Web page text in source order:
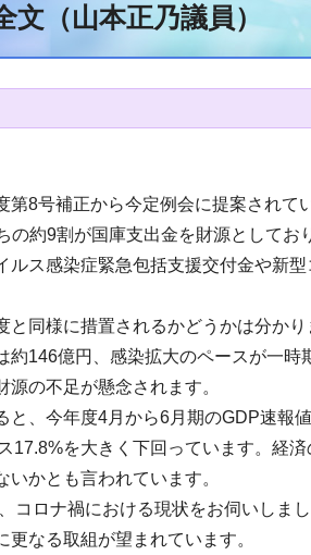
（山本正乃議員）
8号補正から今定例会に提案されて
約9割が国庫支出金を財源としてお
ス感染症緊急包括支援交付金や新
同様に措置されるかどうかは分か
146億円、感染拡大のペースが一時
の不足が懸念されます。
、今年度4月から6月期のGDP速報
を大きく下回っています。経
かとも言われています。
ロナ禍における現状をお伺いしま
なる取組が望まれています。